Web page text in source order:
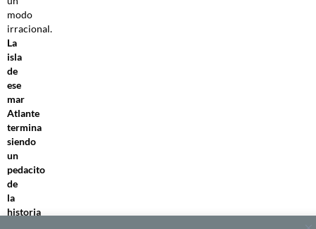
modo
irracional.
La
isla
de
ese
mar
Atlante
termina
siendo
un
pedacito
de
la
historia